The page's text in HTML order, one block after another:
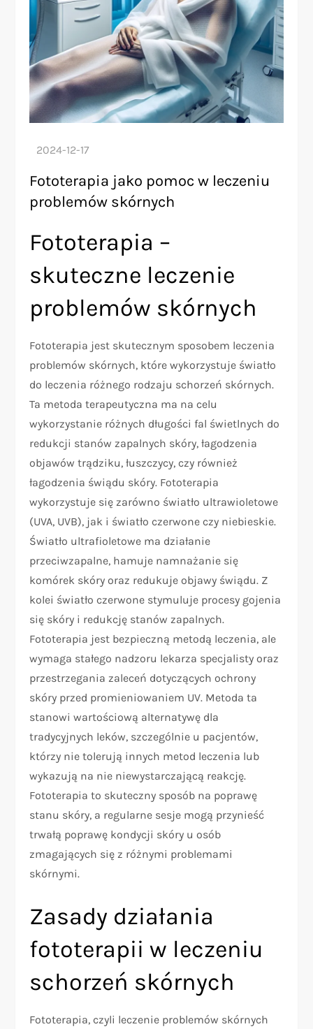
Fototerapia jako pomoc w leczeniu
problemów skórnych
Fototerapia –
skuteczne leczenie
problemów skórnych
Fototerapia jest skutecznym sposobem leczenia
problemów skórnych, które wykorzystuje światło
do leczenia różnego rodzaju schorzeń skórnych.
Ta metoda terapeutyczna ma na celu
wykorzystanie różnych długości fal świetlnych do
redukcji stanów zapalnych skóry, łagodzenia
objawów trądziku, łuszczycy, czy również
łagodzenia świądu skóry. Fototerapia
wykorzystuje się zarówno światło ultrawioletowe
(UVA, UVB), jak i światło czerwone czy niebieskie.
Światło ultrafioletowe ma działanie
przeciwzapalne, hamuje namnażanie się
komórek skóry oraz redukuje objawy świądu. Z
kolei światło czerwone stymuluje procesy gojenia
się skóry i redukcję stanów zapalnych.
Fototerapia jest bezpieczną metodą leczenia, ale
wymaga stałego nadzoru lekarza specjalisty oraz
przestrzegania zaleceń dotyczących ochrony
skóry przed promieniowaniem UV. Metoda ta
stanowi wartościową alternatywę dla
tradycyjnych leków, szczególnie u pacjentów,
którzy nie tolerują innych metod leczenia lub
wykazują na nie niewystarczającą reakcję.
Fototerapia to skuteczny sposób na poprawę
stanu skóry, a regularne sesje mogą przynieść
trwałą poprawę kondycji skóry u osób
zmagających się z różnymi problemami
skórnymi.
Zasady działania
fototerapii w leczeniu
schorzeń skórnych
Fototerapia, czyli leczenie problemów skórnych